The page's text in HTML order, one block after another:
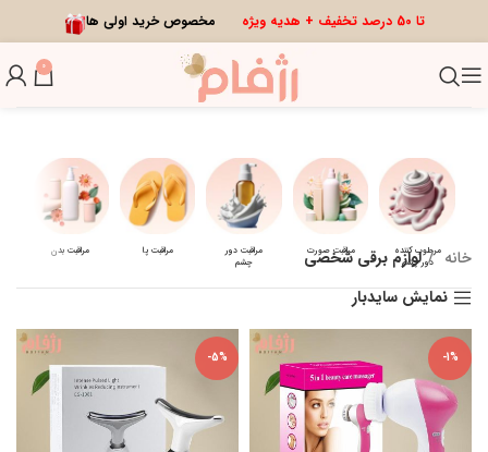
تا 50 درصد تخفیف + هدیه ویژه مخصوص خرید اولی ها
0
مرطوب کننده
دور چشم
مراقبت صورت
مراقبت دور
چشم
مراقبت پا مراقبت بدن خانه
لوازم برقی شخصی
نمایش سایدبار
-1%
-5%